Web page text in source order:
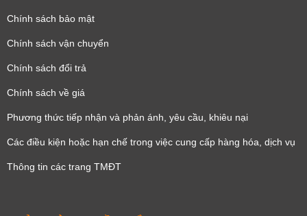
Chính sách bảo mật
Chính sách vận chuyển
Chính sách đổi trả
Chính sách về giá
Phương thức tiếp nhận và phản ánh, yêu cầu, khiêu nại
Các điều kiện hoặc hạn chế trong việc cung cấp hàng hóa, dịch vụ
Thông tin các trang TMĐT